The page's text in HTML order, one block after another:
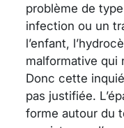
problème de
infection ou un
l’enfant,
malformative qui
Donc cette
pas justifiée.
forme autour du